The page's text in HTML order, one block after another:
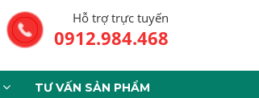
Hỗ trợ trực tuyến
0912.984.468
TƯ VẤN SẢN PHẨM